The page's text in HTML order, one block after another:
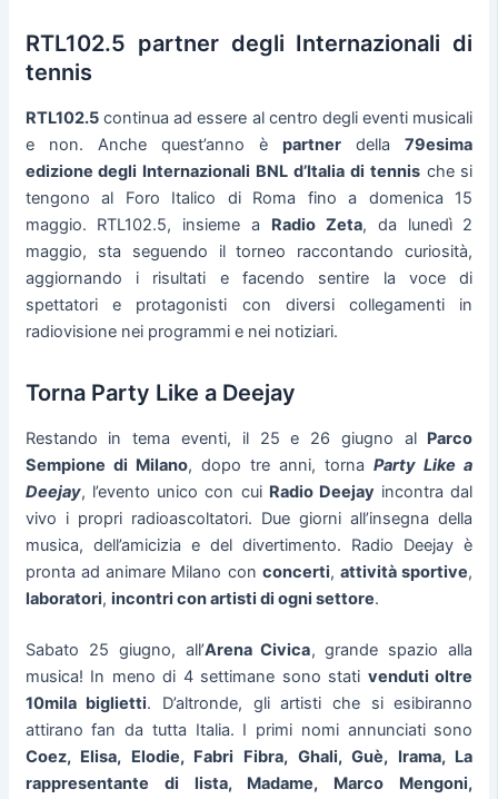
RTL102.5 partner degli Internazionali di
tennis
RTL102.5continua ad essere al centro degli eventi musicali
e non. Anche quest’anno èpartner della79esima
edizione degli Internazionali BNL d’Italia di tennische si
tengono al Foro Italico di Roma fino a domenica 15
maggio. RTL102.5, insieme a Radio Zeta, da lunedì 2
maggio, sta seguendo il torneo raccontando curiosità,
aggiornando i risultati e facendo sentire la voce di
spettatori e protagonisti con diversi collegamenti in
radiovisione nei programmi e nei notiziari.
Torna Party Like a Deejay
Restando in tema eventi, il 25 e 26 giugno al Parco
Sempione di Milano, dopo tre anni, tornaParty Like a
Deejay, l’evento unico con cui Radio Deejay incontra dal
vivo i propri radioascoltatori. Due giorni all’insegna della
musica, dell’amicizia e del divertimento. Radio Deejay è
pronta ad animare Milano con concerti,attività sportive,
laboratori, incontri con artisti di ogni settore.
Sabato 25 giugno, all’Arena Civica, grande spazio alla
musica! In meno di 4 settimane sono stati venduti oltre
10mila biglietti. D’altronde, gli artisti che si esibiranno
attirano fan da tutta Italia. I primi nomi annunciati sono
Coez, Elisa, Elodie, Fabri Fibra, Ghali, Guè, Irama, La
rappresentante di lista, Madame, Marco Mengoni,